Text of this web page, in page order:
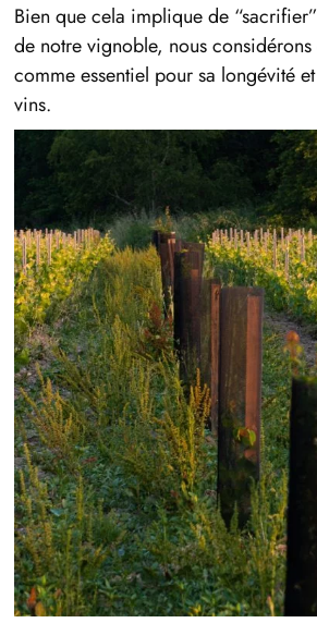
Bien que cela implique de
de notre vignoble, nous considérons
comme essentiel pour sa longévité
vins.